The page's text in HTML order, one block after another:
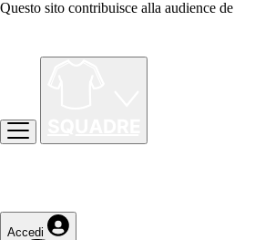
Questo sito contribuisce alla audience de
Accedi